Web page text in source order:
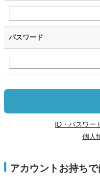
パスワード
ID・パスワー
個人
アカウントお持ち